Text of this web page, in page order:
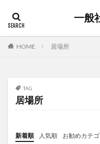
一般
HOME 居場所
TAG
居場所
新着順 人気順 お勧めカテゴ